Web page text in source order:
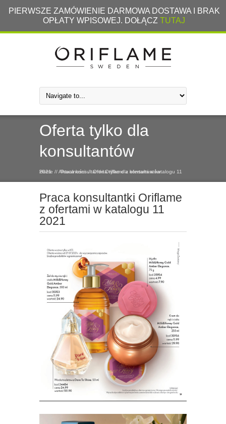
PIERWSZE ZAMÓWIENIE DARMOWA DOSTAWA I BRAK
OPŁATY WPISOWEJ. DOŁĄCZ TUTAJ
Oferta tylko dla
konsultantów
Home /
Praca konsultantki Oriflame z ofertami w katalogu 11 2021 /Aktualności /Oferta tylko dla konsultantów
Praca konsultantki Oriflame
z ofertami w katalogu 11
2021